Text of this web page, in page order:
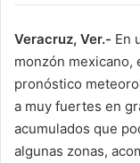
Veracruz, Ver.- En
monzón mexicano,
pronóstico
a muy fuertes en
acumulados que
algunas zonas,